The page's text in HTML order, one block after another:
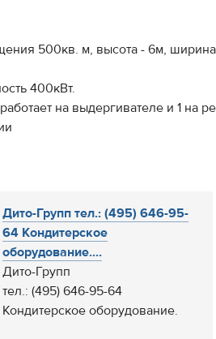
500кв. м, высота - 6м,
400кВт.
на выдергивателе и 1 на
Дито-Групп тел.: (495) 646-95-
64 Кондитерское
оборудование....
Дито-Групп
тел.: (495) 646-95-64
Кондитерское оборудование.